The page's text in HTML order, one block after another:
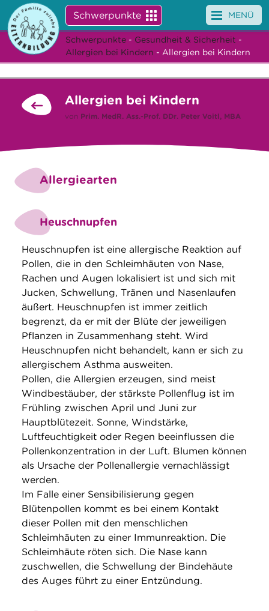
Schwerpunkte
Angebote
News
Suche
MENÜ
Schwerpunkte - Gesundheit & Sicherheit -
Allergien bei Kindern - Allergien bei Kindern
Allergien bei Kindern
von Prim. MedR. Ass.-Prof. DDr. Peter Voitl, MBA
Allergiearten
Heuschnupfen
Heuschnupfen ist eine allergische Reaktion auf
Pollen, die in den Schleimhäuten von Nase,
Rachen und Augen lokalisiert ist und sich mit
Jucken, Schwellung, Tränen und Nasenlaufen
äußert. Heuschnupfen ist immer zeitlich
begrenzt, da er mit der Blüte der jeweiligen
Pflanzen in Zusammenhang steht. Wird
Heuschnupfen nicht behandelt, kann er sich zu
allergischem Asthma ausweiten.
Pollen, die Allergien erzeugen, sind meist
Windbestäuber, der stärkste Pollenflug ist im
Frühling zwischen April und Juni zur
Hauptblütezeit. Sonne, Windstärke,
Luftfeuchtigkeit oder Regen beeinflussen die
Pollenkonzentration in der Luft. Blumen können
als Ursache der Pollenallergie vernachlässigt
werden.
Im Falle einer Sensibilisierung gegen
Blütenpollen kommt es bei einem Kontakt
dieser Pollen mit den menschlichen
Schleimhäuten zu einer Immunreaktion. Die
Schleimhäute röten sich. Die Nase kann
zuschwellen, die Schwellung der Bindehäute
des Auges führt zu einer Entzündung.